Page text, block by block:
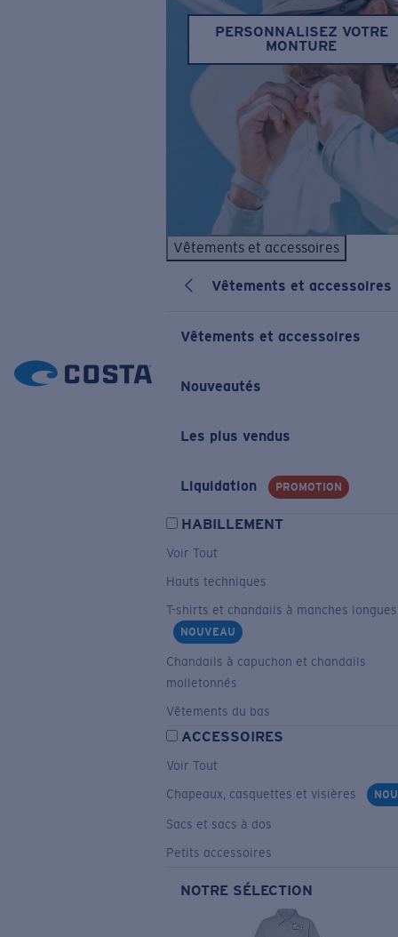
PERSONNALISEZ VOTRE
MONTURE
Vêtements et accessoires
Vêtements et accessoires
Vêtements et accessoires
Nouveautés
Les plus vendus
Liquidation PROMOTION
HABILLEMENT
Voir Tout
Hauts techniques
T-shirts et chandails à manches longues
NOUVEAU
Chandails à capuchon et chandails
molletonnés
Vêtements du bas
ACCESSOIRES
Voir Tout
Chapeaux, casquettes et visières
Sacs et sacs à dos
Petits accessoires
NOTRE SÉLECTION